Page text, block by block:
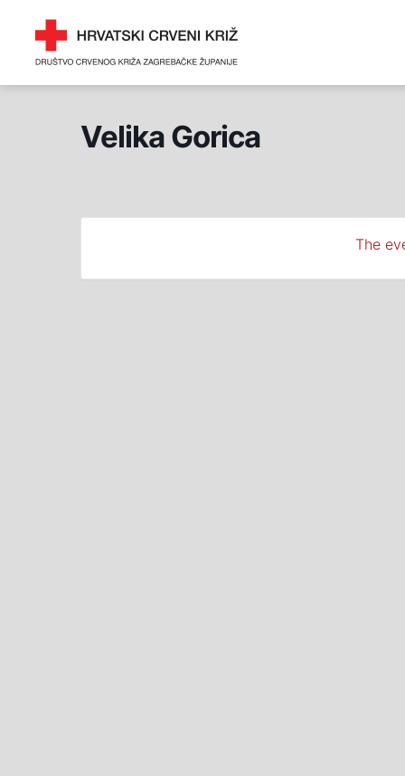
Velika Gorica
The